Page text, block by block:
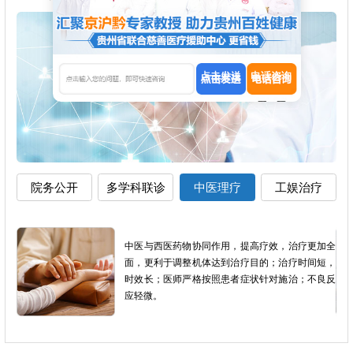
院务公开 多学科联诊 中医理疗 工娱治疗
组织患者进行适当的生产劳动和文娱体育活动，促
进疾病康复。临床上作为辅助治疗的手段，尤其是
在慢性精神病人人格障碍，智能低下的患者当中，
工娱治疗是一个非常重要的治疗方法。
点击发送 电话咨询